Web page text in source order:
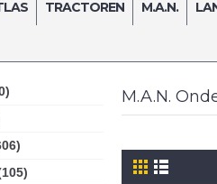
TRACTOREN M.A.N.
Onderdelen
M.A.N.